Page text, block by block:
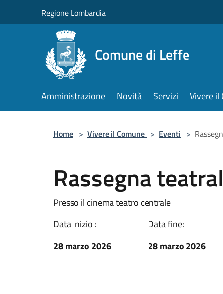
Regione Lombardia
Comune di Leffe
Amministrazione Novità Servizi Vivere il
Home > Vivere il Comune > Eventi >
Rassegna
Presso il cinema teatro centrale
Data inizio :
28 marzo 2026
Data fine:
28 marzo 2026